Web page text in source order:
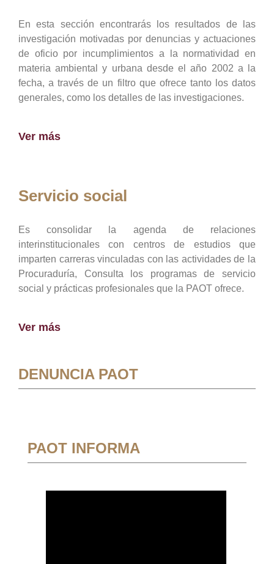
En esta sección encontrarás los resultados de las
investigación motivadas por denuncias y actuaciones
de oficio por incumplimientos a la normatividad en
materia ambiental y urbana desde el año 2002 a la
fecha, a través de un filtro que ofrece tanto los datos
generales, como los detalles de las investigaciones.
Ver más
Servicio social
Es consolidar la agenda de relaciones
interinstitucionales con centros de estudios que
imparten carreras vinculadas con las actividades de la
Procuraduría, Consulta los programas de servicio
social y prácticas profesionales que la PAOT ofrece.
Ver más
DENUNCIA PAOT
PAOT INFORMA